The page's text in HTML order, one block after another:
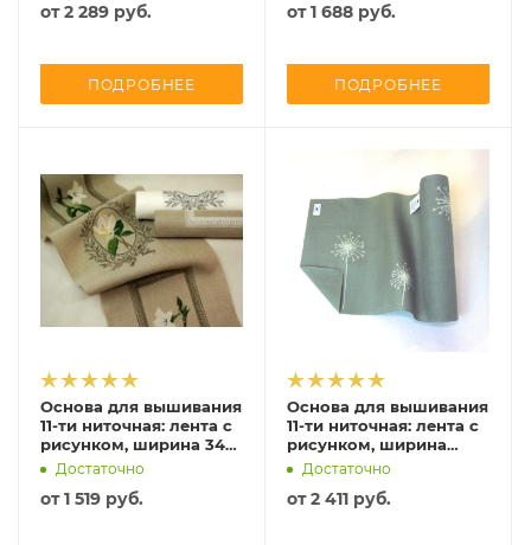
от2 289 руб.
ПОДРОБНЕЕ
от1 688 руб.
ПОДРОБНЕЕ
Основа для вышивания
11-ти ниточная: лента с
рисунком, ширина 34
см, Vaupel, 5157-340
Достаточно
от1 519 руб.
Основа для вышивания
11-ти ниточная: лента с
рисунком, ширина
34см, Vaupel, 5101-340-
23712
Достаточно
от2 411 руб.